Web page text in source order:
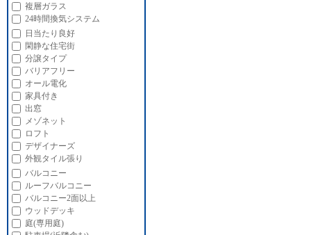
複層ガラス
24時間換気システム
日当たり良好
閑静な住宅街
分譲タイプ
バリアフリー
オール電化
家具付き
出窓
メゾネット
ロフト
デザイナーズ
外観タイル張り
バルコニー
ルーフバルコニー
バルコニー2面以上
ウッドデッキ
庭(専用庭)